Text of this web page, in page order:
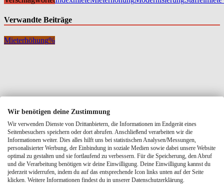
Verwandte Beiträge
Mieterhöhung%
Wir benötigen deine Zustimmung
Wir verwenden Dienste von Drittanbietern, die Informationen im Endgerät eines
Seitenbesuchers speichern oder dort abrufen. Anschließend verarbeiten wir die
Informationen weiter. Dies alles hilft uns bei statistischen Analysen/Messungen,
personalisierter Werbung, der Einbindung in soziale Medien sowie dabei unsere Website
optimal zu gestalten und sie fortlaufend zu verbessern. Für die Speicherung, den Abruf
und die Verarbeitung benötigen wir deine Einwilligung. Deine Einwilligung kannst du
jederzeit widerrufen, indem du auf das entsprechende Icon links unten auf der Seite
klicken. Weitere Informationen findest du in unserer Datenschutzerklärung.